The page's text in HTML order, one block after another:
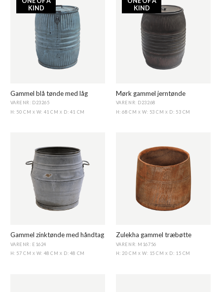
KIND
Gammel blå tønde med låg
VARENR: D23265
H: 50 CM X W: 41 CM X D: 41 CM
KIND
Mørk gammel jerntønde
VARENR: D23268
H: 68 CM X W: 53 CMX D: 53 CM
Gammel zinktønde med håndtag
VARENR: E1624
H: 57 CM X W: 48 CM X D: 48 CM
Zulekha gammel træbøtte
VARENR: M16756
H: 20 CM X W: 15 CMX D: 15 CM